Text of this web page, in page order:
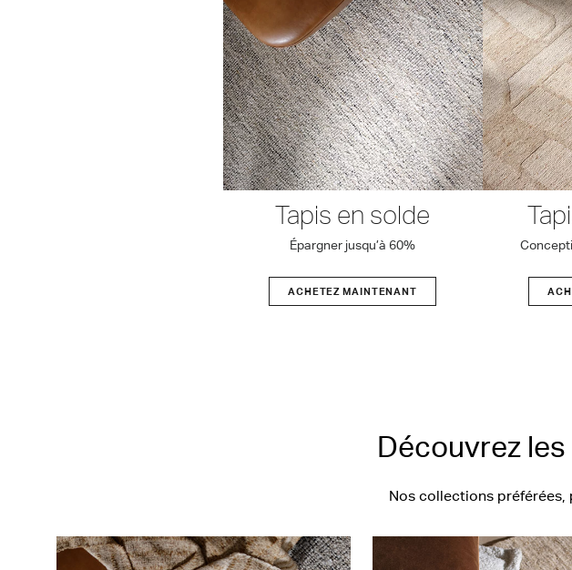
Tapis en solde
Épargner jusqu’à 60%
ACHETEZ MAINTENANT
Découvrez
Nos collections préférées,